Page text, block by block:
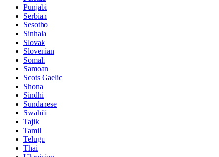
Punjabi
Serbian
Sesotho
Sinhala
Slovak
Slovenian
Somali
Samoan
Scots Gaelic
Shona
Sindhi
Sundanese
Swahili
Tajik
Tamil
Telugu
Thai